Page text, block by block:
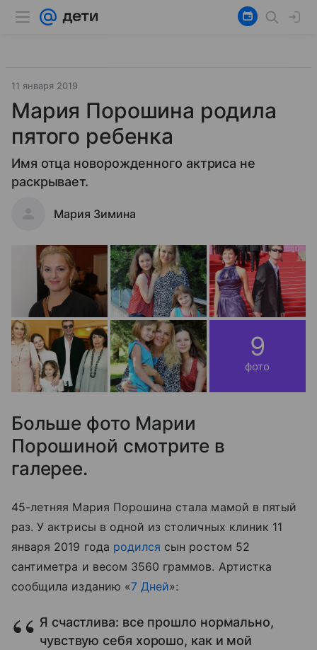
11 января 2019
Мария Порошина родила
пятого ребенка
Имя отца новорожденного актриса не
раскрывает.
Мария Зимина
9
фото
Больше фото Марии
Порошиной смотрите в
галерее.
45-летняя Мария Порошина стала мамой в пятый
раз. У актрисы в одной из столичных клиник 11
января 2019 года родился сын ростом 52
сантиметра и весом 3560 граммов. Артистка
сообщила изданию «7 Дней»:
Я счастлива: все прошло нормально,
чувствую себя хорошо, как и мой